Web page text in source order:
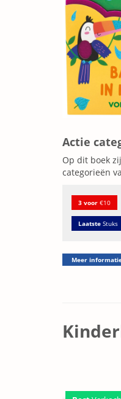
Actie
Op dit boek
categorieën
3 voor €10
Laatste Stuks
Meer